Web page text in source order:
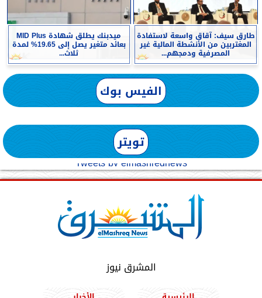
طارق سيف: آقاق واسعة لاستفادة
المغتربين من الأنشطة المالية غير
المصرفية ودمجهم...
ميدبنك يطلق شهادة MID Plus
بعائد متغير يصل إلى 19.65% لمدة
ثلاث...
الفيس بوك
تويتر
Tweets by elmashreqnews
المشرق نيوز